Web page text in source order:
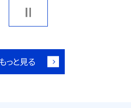
もっと見る